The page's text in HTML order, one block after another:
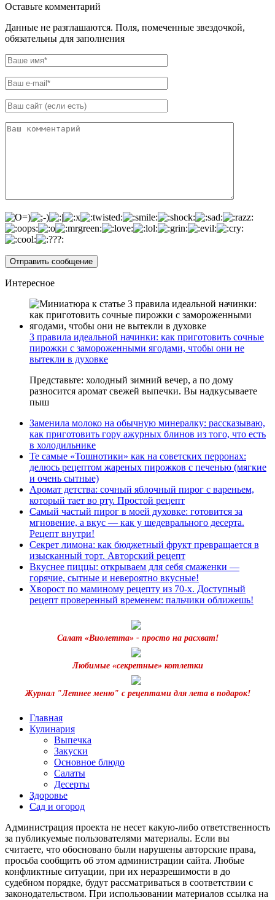
Оставьте комментарий
Данные не разглашаются. Поля, помеченные звездочкой,
обязательны для заполнения
Интересное
3 правила идеальной начинки: как приготовить сочные
пирожки с замороженными ягодами, чтобы они не
вытекли в духовке
Представьте: холодный зимний вечер, а по дому
разносится аромат свежей выпечки. Вы надкусываете
пыш
Заменила молоко на обычную минералку: рассказываю,
как приготовить гору ажурных блинов из того, что есть
в холодильнике
Те самые «Тошнотики» как на советских перронах:
делюсь рецептом жареных пирожков с печенью (мягкие
и очень сытные)
Аромат детства: сочный яблочный пирог с вареньем,
который тает во рту. Простой рецепт
Самый частый пирог в моей духовке: готовится за
мгновение, а вкус — как у шедеврального десерта.
Рецепт внутри!
Секрет лимона: как бюджетный фрукт превращается в
изысканный торт. Авторский рецепт
Вкуснее пиццы: открываем для себя смаженки —
горячие, сытные и невероятно вкусные!
Хворост по маминому рецепту из 70-х. Доступный
рецепт проверенный временем: пальчики оближешь!
Салат «Виолетта» - просто на расхват!
Любимые «секретные» котлетки
Журнал "Летнее меню" с рецептами для лета в подарок!
Главная
Кулинария
Выпечка
Закуски
Основное блюдо
Салаты
Десерты
Здоровье
Сад и огород
Администрация проекта не несет какую-либо ответственность
за публикуемые пользователями материалы. Если вы
считаете, что обосновано были нарушены авторские права,
просьба сообщить об этом администрации сайта. Любые
конфликтные ситуации, при их неразрешимости в до
судебном порядке, будут рассматриваться в соответствии с
законодательством. При использовании материалов ссылка на